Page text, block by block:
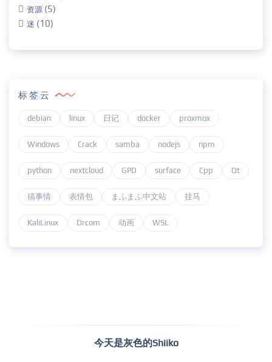
资源 (5)
迷 (10)
标签云
debian linux 日记 docker proxmox
Windows Crack samba nodejs npm
python nextcloud GPD surface Cpp Qt
搞事情 表情包 まふまふ中文站 挂马
KaliLinux Drcom 动画 WSL
今天是灰色的Shiiko